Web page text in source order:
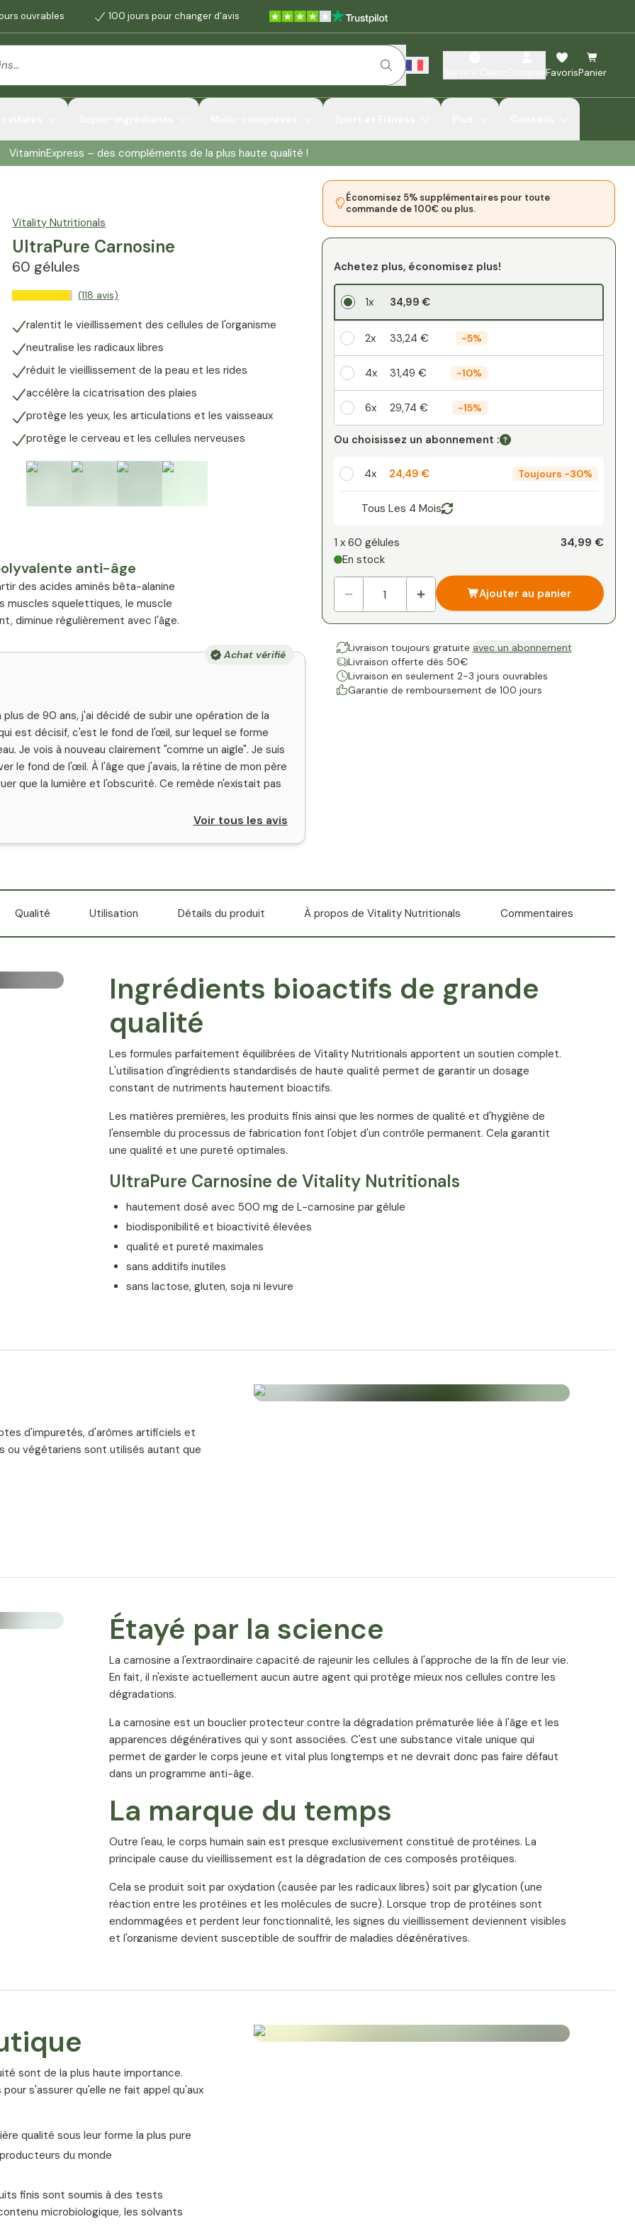
ouvrables 100 jours pour changer d'avis
FavorisPanier
VitaminExpress – des compléments de la plus haute qualité !
Vitality Nutritionals
UltraPure Carnosine
60 gélules
(118 avis)
ralentit le vieillissement des cellules de l'organisme
neutralise les radicaux libres
réduit le vieillissement de la peau et les rides
accélère la cicatrisation des plaies
protège les yeux, les articulations et les vaisseaux
protège le cerveau et les cellules nerveuses
Économisez 5% supplémentaires pour toute
commande de 100€ ou plus.
Achetez plus, économisez plus!
1x 34,99 €
2x 33,24 € -5%
4x 31,49 € -10%
6x 29,74 € -15%
Votre remise personnelle
-%
Ou choisissez un abonnement :
4x 24,49 € Toujours -30%
Tous Les 4 Mois
1 x 60 gélules
En stock
34,99 €
Ajouter au panier
Livraison toujours gratuite avec un abonnement
Livraison offerte dès 50€
Livraison en seulement 2-3 jours ouvrables
Garantie de remboursement de 100 jours
anti-âge
des acides aminés bêta-alanine
muscles squelettiques, le muscle
diminue régulièrement avec l'âge.
Achat vérifié
de 90 ans, j'ai décidé de subir une opération de la
est décisif, c'est le fond de l'œil, sur lequel se forme
Je vois à nouveau clairement "comme un aigle". Je suis
le fond de l'œil. À l'âge que j'avais, la rétine de mon père
que la lumière et l'obscurité. Ce remède n'existait pas
Voir tous les avis
Qualité Utilisation Détails du produit À propos de Vitality Nutritionals Commentaires
Ingrédients bioactifs de grande
qualité
Les formules parfaitement équilibrées de Vitality Nutritionals apportent un soutien complet.
L'utilisation d'ingrédients standardisés de haute qualité permet de garantir un dosage
constant de nutriments hautement bioactifs.
Les matières premières, les produits finis ainsi que les normes de qualité et d'hygiène de
l'ensemble du processus de fabrication font l'objet d'un contrôle permanent. Cela garantit
une qualité et une pureté optimales.
UltraPure Carnosine de Vitality Nutritionals
hautement dosé avec 500 mg de L-carnosine par gélule
biodisponibilité et bioactivité élevées
qualité et pureté maximales
sans additifs inutiles
sans lactose, gluten, soja ni levure
Dose quotidienne recommandée :2 gélules
Quantité par dose quotidienne
d'impuretés, d'arômes artificiels et
ou végétariens sont utilisés autant que
Étayé par la science
La carnosine a l'extraordinaire capacité de rajeunir les cellules à l'approche de la fin de leur vie.
En fait, il n'existe actuellement aucun autre agent qui protège mieux nos cellules contre les
dégradations.
La carnosine est un bouclier protecteur contre la dégradation prématurée liée à l'âge et les
apparences dégénératives qui y sont associées. C'est une substance vitale unique qui
permet de garder le corps jeune et vital plus longtemps et ne devrait donc pas faire défaut
dans un programme anti-âge.
La marque du temps
Outre l'eau, le corps humain sain est presque exclusivement constitué de protéines. La
principale cause du vieillissement est la dégradation de ces composés protéiques.
Cela se produit soit par oxydation (causée par les radicaux libres) soit par glycation (une
réaction entre les protéines et les molécules de sucre). Lorsque trop de protéines sont
endommagées et perdent leur fonctionnalité, les signes du vieillissement deviennent visibles
et l'organisme devient susceptible de souffrir de maladies dégénératives.
La carnosine est un dipeptide qui est formé par le corps à partir des acides aminés bêta-
régulièrement avec l'âge.
musculaire liée à l'âge.
sont de la plus haute importance.
s'assurer qu'elle ne fait appel qu'aux
qualité sous leur forme la plus pure
du monde
finis sont soumis à des tests
microbiologique, les solvants